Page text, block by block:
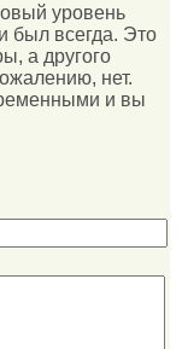
уровень
был всегда. Это
а другого
нет.
и вы